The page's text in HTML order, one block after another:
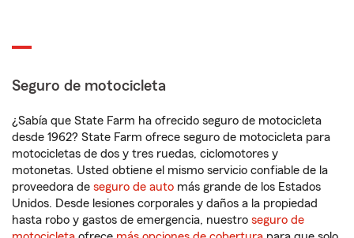
Seguro de motocicleta
¿Sabía que State Farm ha ofrecido seguro de motocicleta
desde 1962? State Farm ofrece seguro de motocicleta para
motocicletas de dos y tres ruedas, ciclomotores y
motonetas. Usted obtiene el mismo servicio confiable de la
proveedora de seguro de auto más grande de los Estados
Unidos. Desde lesiones corporales y daños a la propiedad
hasta robo y gastos de emergencia, nuestro seguro de